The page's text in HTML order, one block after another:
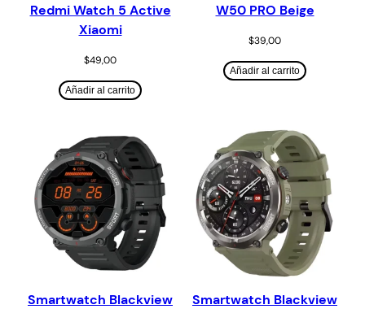
Redmi Watch 5 Active
Xiaomi
$49,00
Añadir al carrito
W50 PRO Beige
$39,00
Añadir al carrito
Smartwatch Blackview
Smartwatch Blackview